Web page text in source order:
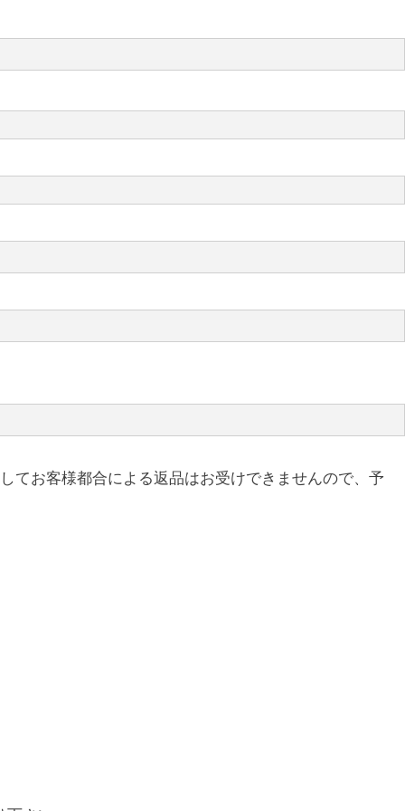
てお客様都合による返品はお受けできませんので、予